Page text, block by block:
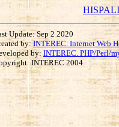
Update: Sep 2 2020
by:INTEREC. Internet Web
by: INTEREC. PHP/Perl/
INTEREC 2004